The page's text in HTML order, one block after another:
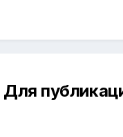
Для